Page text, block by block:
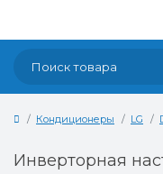
Кондиционеры LG
Инверторная